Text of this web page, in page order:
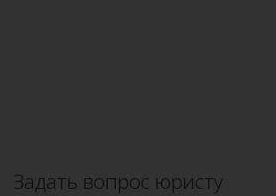
Задать вопрос юристу